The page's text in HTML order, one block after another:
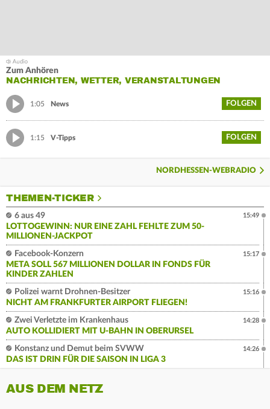
Zum Anhören
NACHRICHTEN, WETTER, VERANSTALTUNGEN
1:05 News FOLGEN
1:15 V-Tipps FOLGEN
NORDHESSEN-WEBRADIO
THEMEN-TICKER
6 aus 49
LOTTOGEWINN: NUR EINE ZAHL FEHLTE ZUM 50-
MILLIONEN-JACKPOT
15:49
Facebook-Konzern
META SOLL 567 MILLIONEN DOLLAR IN FONDS FÜR
KINDER ZAHLEN
15:17
Polizei warnt Drohnen-Besitzer
NICHT AM FRANKFURTER AIRPORT FLIEGEN!
15:16
Zwei Verletzte im Krankenhaus
AUTO KOLLIDIERT MIT U-BAHN IN OBERURSEL
14:28
Konstanz und Demut beim SVWW
DAS IST DRIN FÜR DIE SAISON IN LIGA 3
14:26
AUS DEM NETZ